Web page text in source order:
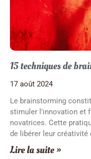
15 techniques de
17 août 2024
Le brainstorming
stimuler l'innovation et
novatrices. Cette
de libérer leur créativité
Lire la suite »